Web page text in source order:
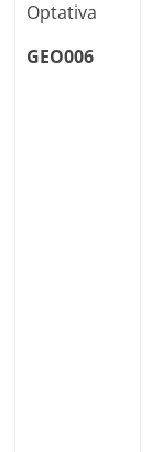
Optativa
GEO006